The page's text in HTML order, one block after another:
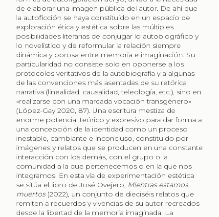
de elaborar una imagen pública del autor. De ahí que
la autoficción se haya constituido en un espacio de
exploración ética y estética sobre las múltiples
posibilidades literarias de conjugar lo autobiográfico y
lo novelístico y de reformular la relación siempre
dinámica y porosa entre memoria e imaginación. Su
particularidad no consiste solo en oponerse a los
protocolos veritativos de la autobiografía y a algunas
de las convenciones más asentadas de su retórica
narrativa (linealidad, causalidad, teleología, etc.), sino en
«realizarse con una marcada vocación transgénero»
(López-Gay 2020, 87). Una escritura mestiza de
enorme potencial teórico y expresivo para dar forma a
una concepción de la identidad como un proceso
inestable, cambiante e inconcluso, constituido por
imágenes y relatos que se producen en una constante
interacción con los demás, con el grupo o la
comunidad a la que pertenecemos o en la que nos
integramos. En esta vía de experimentación estética
se sitúa el libro de José Ovejero, Mientras estamos
muertos(2022), un conjunto de dieciséis relatos que
remiten a recuerdos y vivencias de su autor recreados
desde la libertad de la memoria imaginada. La